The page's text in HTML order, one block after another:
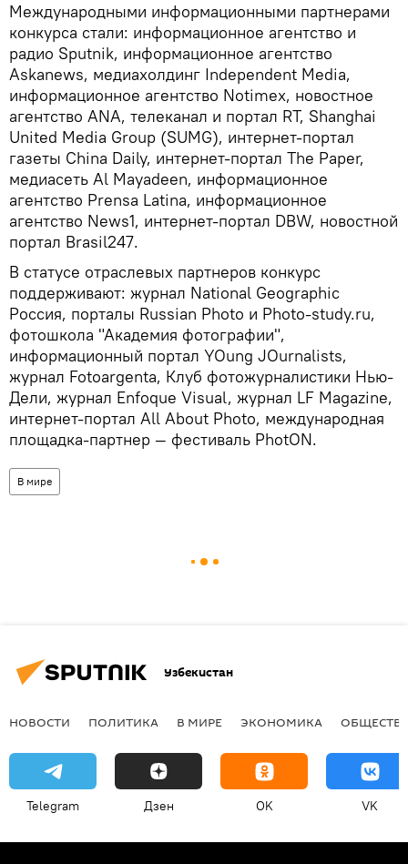
Международными информационными партнерами
конкурса стали: информационное агентство и
радио Sputnik, информационное агентство
Askanews, медиахолдинг Independent Media,
информационное агентство Notimex, новостное
агентство ANA, телеканал и портал RT, Shanghai
United Media Group (SUMG), интернет-портал
газеты China Daily, интернет-портал The Paper,
медиасеть Al Mayadeen, информационное
агентство Prensa Latina, информационное
агентство News1, интернет-портал DBW, новостной
портал Brasil247.
В статусе отраслевых партнеров конкурс
поддерживают: журнал National Geographic
Россия, порталы Russian Photo и Photo-study.ru,
фотошкола "Академия фотографии",
информационный портал YOung JOurnalists,
журнал Fotoargenta, Клуб фотожурналистики Нью-
Дели, журнал Enfoque Visual, журнал LF Magazine,
интернет-портал All About Photo, международная
площадка-партнер — фестиваль PhotON.
В мире
Узбекистан
НОВОСТИ ПОЛИТИКА В МИРЕ ЭКОНОМИКА
Telegram Дзен OK VK